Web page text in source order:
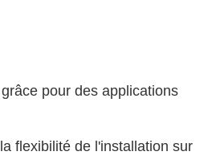
pour des applications
flexibilité de l'installation sur